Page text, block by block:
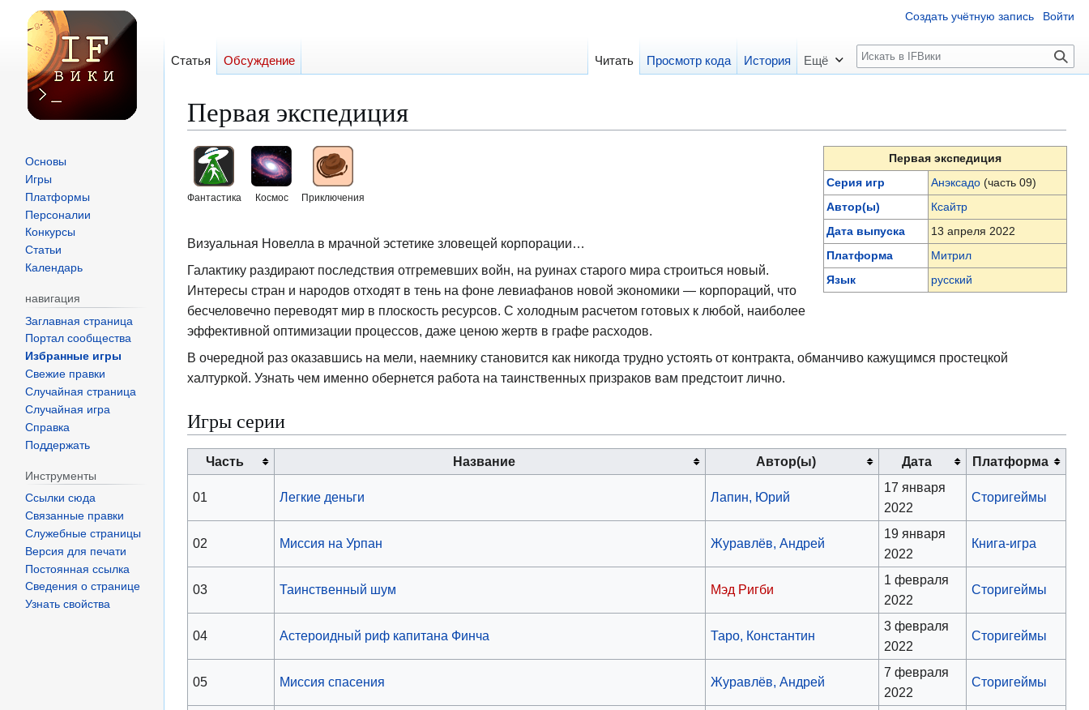
Первая экспедиция
Перейти
навигации
Перейти
поиску
Первая экспедиция
Серия игр
Анэксадо (часть 09)
Автор(ы)
Ксайтр
Дата выпуска
13 апреля 2022
Платформа
Митрил
Язык
русский
Фантастика Космос Приключения
Визуальная Новелла в мрачной эстетике зловещей корпорации…
Галактику раздирают последствия отгремевших войн, на руинах старого мира строиться новый.
Интересы стран и народов отходят в тень на фоне левиафанов новой экономики — корпораций, что
бесчеловечно переводят мир в плоскость ресурсов. С холодным расчетом готовых к любой, наиболее
эффективной оптимизации процессов, даже ценою жертв в графе расходов.
В очередной раз оказавшись на мели, наемнику становится как никогда трудно устоять от контракта, обманчиво кажущимся простецкой
халтуркой. Узнать чем именно обернется работа на таинственных призраков вам предстоит лично.
Игры серии
Часть Название Автор(ы) Дата Платформа
01 Легкие деньги Лапин, Юрий
17 января
2022
Сторигеймы
02 Миссия на Урпан Журавлёв, Андрей
19 января
2022
Книга-игра
03 Таинственный шум Мэд Ригби
1 февраля
2022
Сторигеймы
04 Астероидный риф капитана Финча Таро, Константин
3 февраля
2022
Сторигеймы
05 Миссия спасения Журавлёв, Андрей
7 февраля
2022
Сторигеймы
Создать учётную запись Войти
Статья Обсуждение Читать Просмотр кода История Ещё
П
о
к
Основы
Игры
Платформы
Персоналии
Конкурсы
Статьи
Календарь
навигация
Заглавная страница
Портал сообщества
Избранные игры
Свежие правки
Случайная страница
Случайная игра
Справка
Поддержать
Инструменты
Ссылки сюда
Связанные правки
Служебные страницы
Версия для печати
Постоянная ссылка
Сведения о странице
Узнать свойства